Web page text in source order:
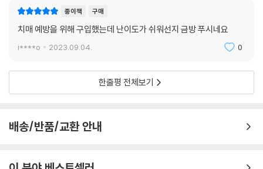
·추가활동 정답은 본활동 정답 상단에 표시하였습니다.
영상으로 즐기는 유튜브 채널 〈탑클래스 두뇌발전소〉
게임과 명상이 시작되는 첫 페이지의 QR코드와 검색어를 통해 〈탑클래스
게임 훈련으로 두뇌세포 활성화!
앞으로도 더 다양한 두뇌게임과 두뇌 휴식으로 많은 이들에게 치매 예방과
극복의 희망이 되길 바란다
- 구철회 (캘리포니아 주립대학 의대 교수)
종이책 구매
치매 예방을 위해 구입했는데 난이도가 쉬워선지 금방 푸시네요
i****o 2023.09.04. 0
한줄평 전체보기
배송/반품/교환 안내